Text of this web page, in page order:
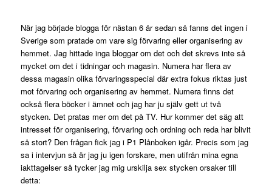
När jag började blogga för nästan 6 år sedan så fanns det ingen i
Sverige som pratade om vare sig förvaring eller organisering av
hemmet. Jag hittade inga bloggar om det och det skrevs inte så
mycket om det i tidningar och magasin. Numera har flera av
dessa magasin olika förvaringsspecial där extra fokus riktas just
mot förvaring och organisering av hemmet. Numera finns det
också flera böcker i ämnet och jag har ju själv gett ut två
stycken. Det pratas mer om det på TV. Hur kommer det säg att
intresset för organisering, förvaring och ordning och reda har blivit
så stort? Den frågan fick jag i P1 Plånboken igår. Precis som jag
sa i intervjun så är jag ju igen forskare, men utifrån mina egna
iakttagelser så tycker jag mig urskilja sex stycken orsaker till
detta: